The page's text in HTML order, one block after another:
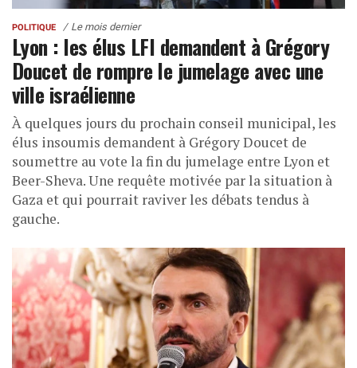
POLITIQUE Le mois dernier
Lyon : les élus LFI demandent à Grégory
Doucet de rompre le jumelage avec une
ville israélienne
À quelques jours du prochain conseil municipal, les
élus insoumis demandent à Grégory Doucet de
soumettre au vote la fin du jumelage entre Lyon et
Beer-Sheva. Une requête motivée par la situation à
Gaza et qui pourrait raviver les débats tendus à
gauche.